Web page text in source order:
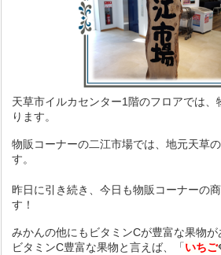
天草市イルカセンター1階のフロアでは、
ります。
物販コーナーの二江市場では、地元天草
す。
昨日に引き続き、今日も物販コーナーの
す！
みかんの他にもビタミンCが豊富な果物が
ビタミンC豊富な果物と言えば、「いちご